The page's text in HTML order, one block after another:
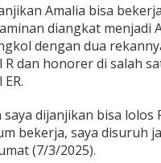
u
t
T
e
r
i
r
J
Amalia bisa
diangkat menjadi
dengan dua
R dan honorer di salah
saya dijanjikan bisa
bekerja, saya disuruh
(7/3/2025).